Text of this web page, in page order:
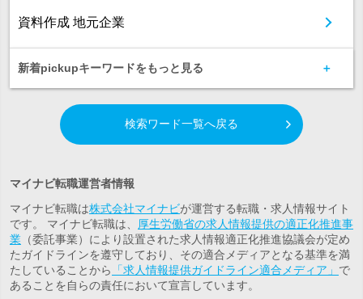
資料作成 地元企業
新着pickupキーワードをもっと見る
検索ワード一覧へ戻る
マイナビ転職運営者情報
マイナビ転職は株式会社マイナビが運営する転職・求人情報サイト
です。 マイナビ転職は、
厚生労働省の求人情報提供の適正化推進事
業 （委託事業）により設置された求人情報適正化推進協議会が定め
たガイドラインを遵守しており、その適合メディアとなる基準を満
たしていることから
「求人情報提供ガイドライン適合メディア」 で
あることを自らの責任において宣言しています。